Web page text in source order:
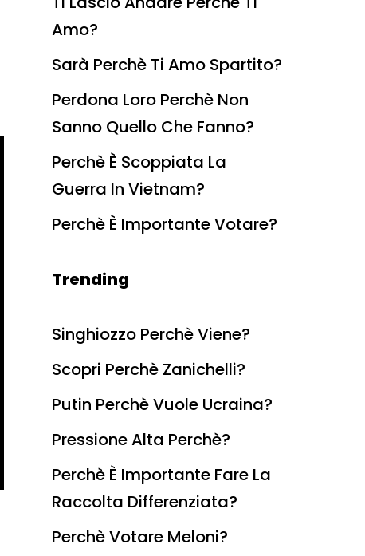
Amo?
Sarà Perchè Ti Amo Spartito?
Perdona Loro Perchè Non
Sanno Quello Che Fanno?
Perchè È Scoppiata La
Guerra In Vietnam?
Perchè È Importante Votare?
Trending
Singhiozzo Perchè Viene?
Scopri Perchè Zanichelli?
Putin Perchè Vuole Ucraina?
Pressione Alta Perchè?
Perchè È Importante Fare La
Raccolta Differenziata?
Perchè Votare Meloni?